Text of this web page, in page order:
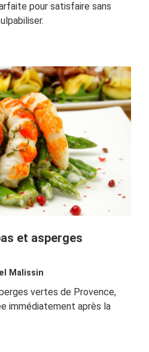
pour satisfaire sans
et asperges
Malissin
vertes de Provence,
immédiatement après la